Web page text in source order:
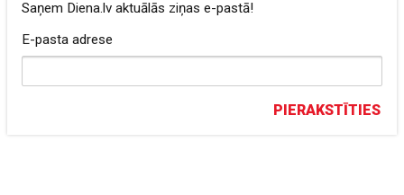
Saņem Diena.lv aktuālās ziņas e-pastā!
E-pasta adrese
PIERAKSTĪTIES